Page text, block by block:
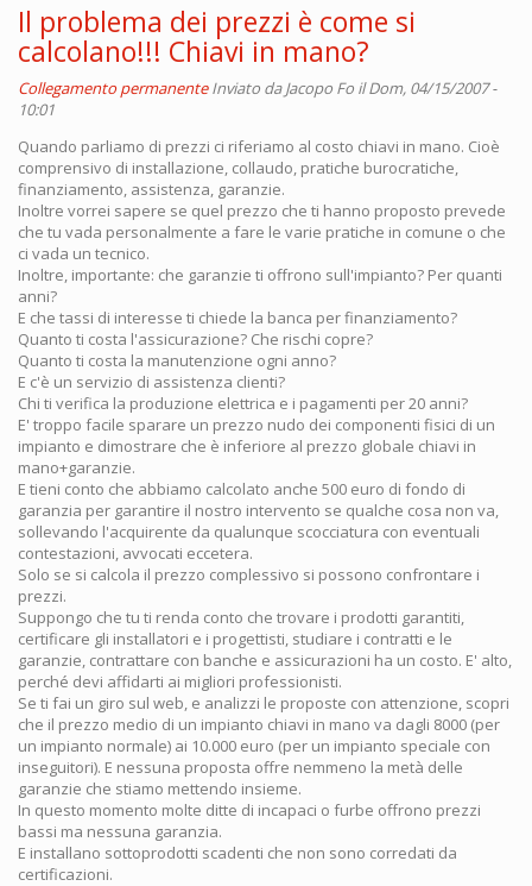
Il problema dei prezzi è come si
calcolano!!! Chiavi in mano?
Collegamento permanente Inviato daJacopo Fo il Dom, 04/15/2007 -
10:01
Quando parliamo di prezzi ci riferiamo al costo chiavi in mano. Cioè
comprensivo di installazione, collaudo, pratiche burocratiche,
finanziamento, assistenza, garanzie.
Inoltre vorrei sapere se quel prezzo che ti hanno proposto prevede
che tu vada personalmente a fare le varie pratiche in comune o che
ci vada un tecnico.
Inoltre, importante: che garanzie ti offrono sull'impianto? Per quanti
anni?
E che tassi di interesse ti chiede la banca per finanziamento?
Quanto ti costa l'assicurazione? Che rischi copre?
Quanto ti costa la manutenzione ogni anno?
E c'è un servizio di assistenza clienti?
Chi ti verifica la produzione elettrica e i pagamenti per 20 anni?
E' troppo facile sparare un prezzo nudo dei componenti fisici di un
impianto e dimostrare che è inferiore al prezzo globale chiavi in
mano+garanzie.
E tieni conto che abbiamo calcolato anche 500 euro di fondo di
garanzia per garantire il nostro intervento se qualche cosa non va,
sollevando l'acquirente da qualunque scocciatura con eventuali
contestazioni, avvocati eccetera.
Solo se si calcola il prezzo complessivo si possono confrontare i
prezzi.
Suppongo che tu ti renda conto che trovare i prodotti garantiti,
certificare gli installatori e i progettisti, studiare i contratti e le
garanzie, contrattare con banche e assicurazioni ha un costo. E' alto,
perché devi affidarti ai migliori professionisti.
Se ti fai un giro sul web, e analizzi le proposte con attenzione, scopri
che il prezzo medio di un impianto chiavi in mano va dagli 8000 (per
un impianto normale) ai 10.000 euro (per un impianto speciale con
inseguitori). E nessuna proposta offre nemmeno la metà delle
garanzie che stiamo mettendo insieme.
In questo momento molte ditte di incapaci o furbe offrono prezzi
bassi ma nessuna garanzia.
E installano sottoprodotti scadenti che non sono corredati da
certificazioni.